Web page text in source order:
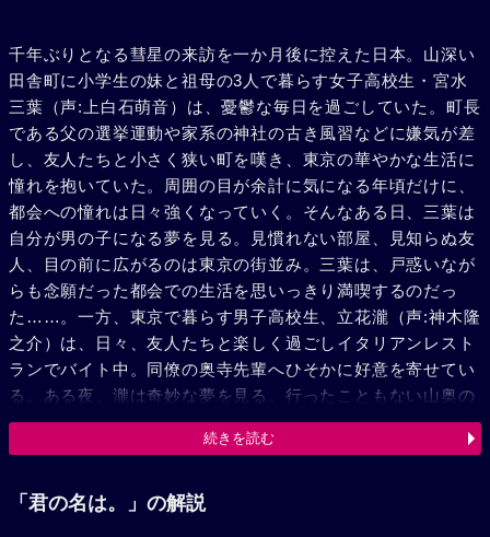
千年ぶりとなる彗星の来訪を一か月後に控えた日本。山深い
田舎町に小学生の妹と祖母の3人で暮らす女子高校生・宮水
三葉（声:上白石萌音）は、憂鬱な毎日を過ごしていた。町長
である父の選挙運動や家系の神社の古き風習などに嫌気が差
し、友人たちと小さく狭い町を嘆き、東京の華やかな生活に
憧れを抱いていた。周囲の目が余計に気になる年頃だけに、
都会への憧れは日々強くなっていく。そんなある日、三葉は
自分が男の子になる夢を見る。見慣れない部屋、見知らぬ友
人、目の前に広がるのは東京の街並み。三葉は、戸惑いなが
らも念願だった都会での生活を思いっきり満喫するのだっ
た……。一方、東京で暮らす男子高校生、立花瀧（声:神木隆
之介）は、日々、友人たちと楽しく過ごしイタリアンレスト
ランでバイト中。同僚の奥寺先輩へひそかに好意を寄せてい
る。ある夜、瀧は奇妙な夢を見る。行ったこともない山奥の
町で自分が女子高校生になっているのだ。繰り返される不思
議な夢。そして、明らかに抜け落ちている記憶と時間……。
入れ替わってしまった身体と生活に戸惑いながらも、その現
続きを読む
「君の名は。」の解説